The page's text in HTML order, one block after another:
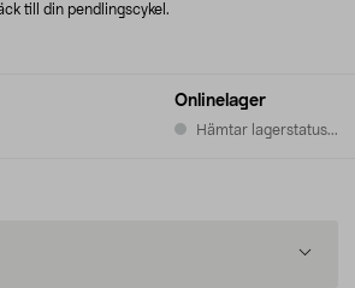
Onlinelager
Hämtar lagerstatus...
till din pendlingscykel.